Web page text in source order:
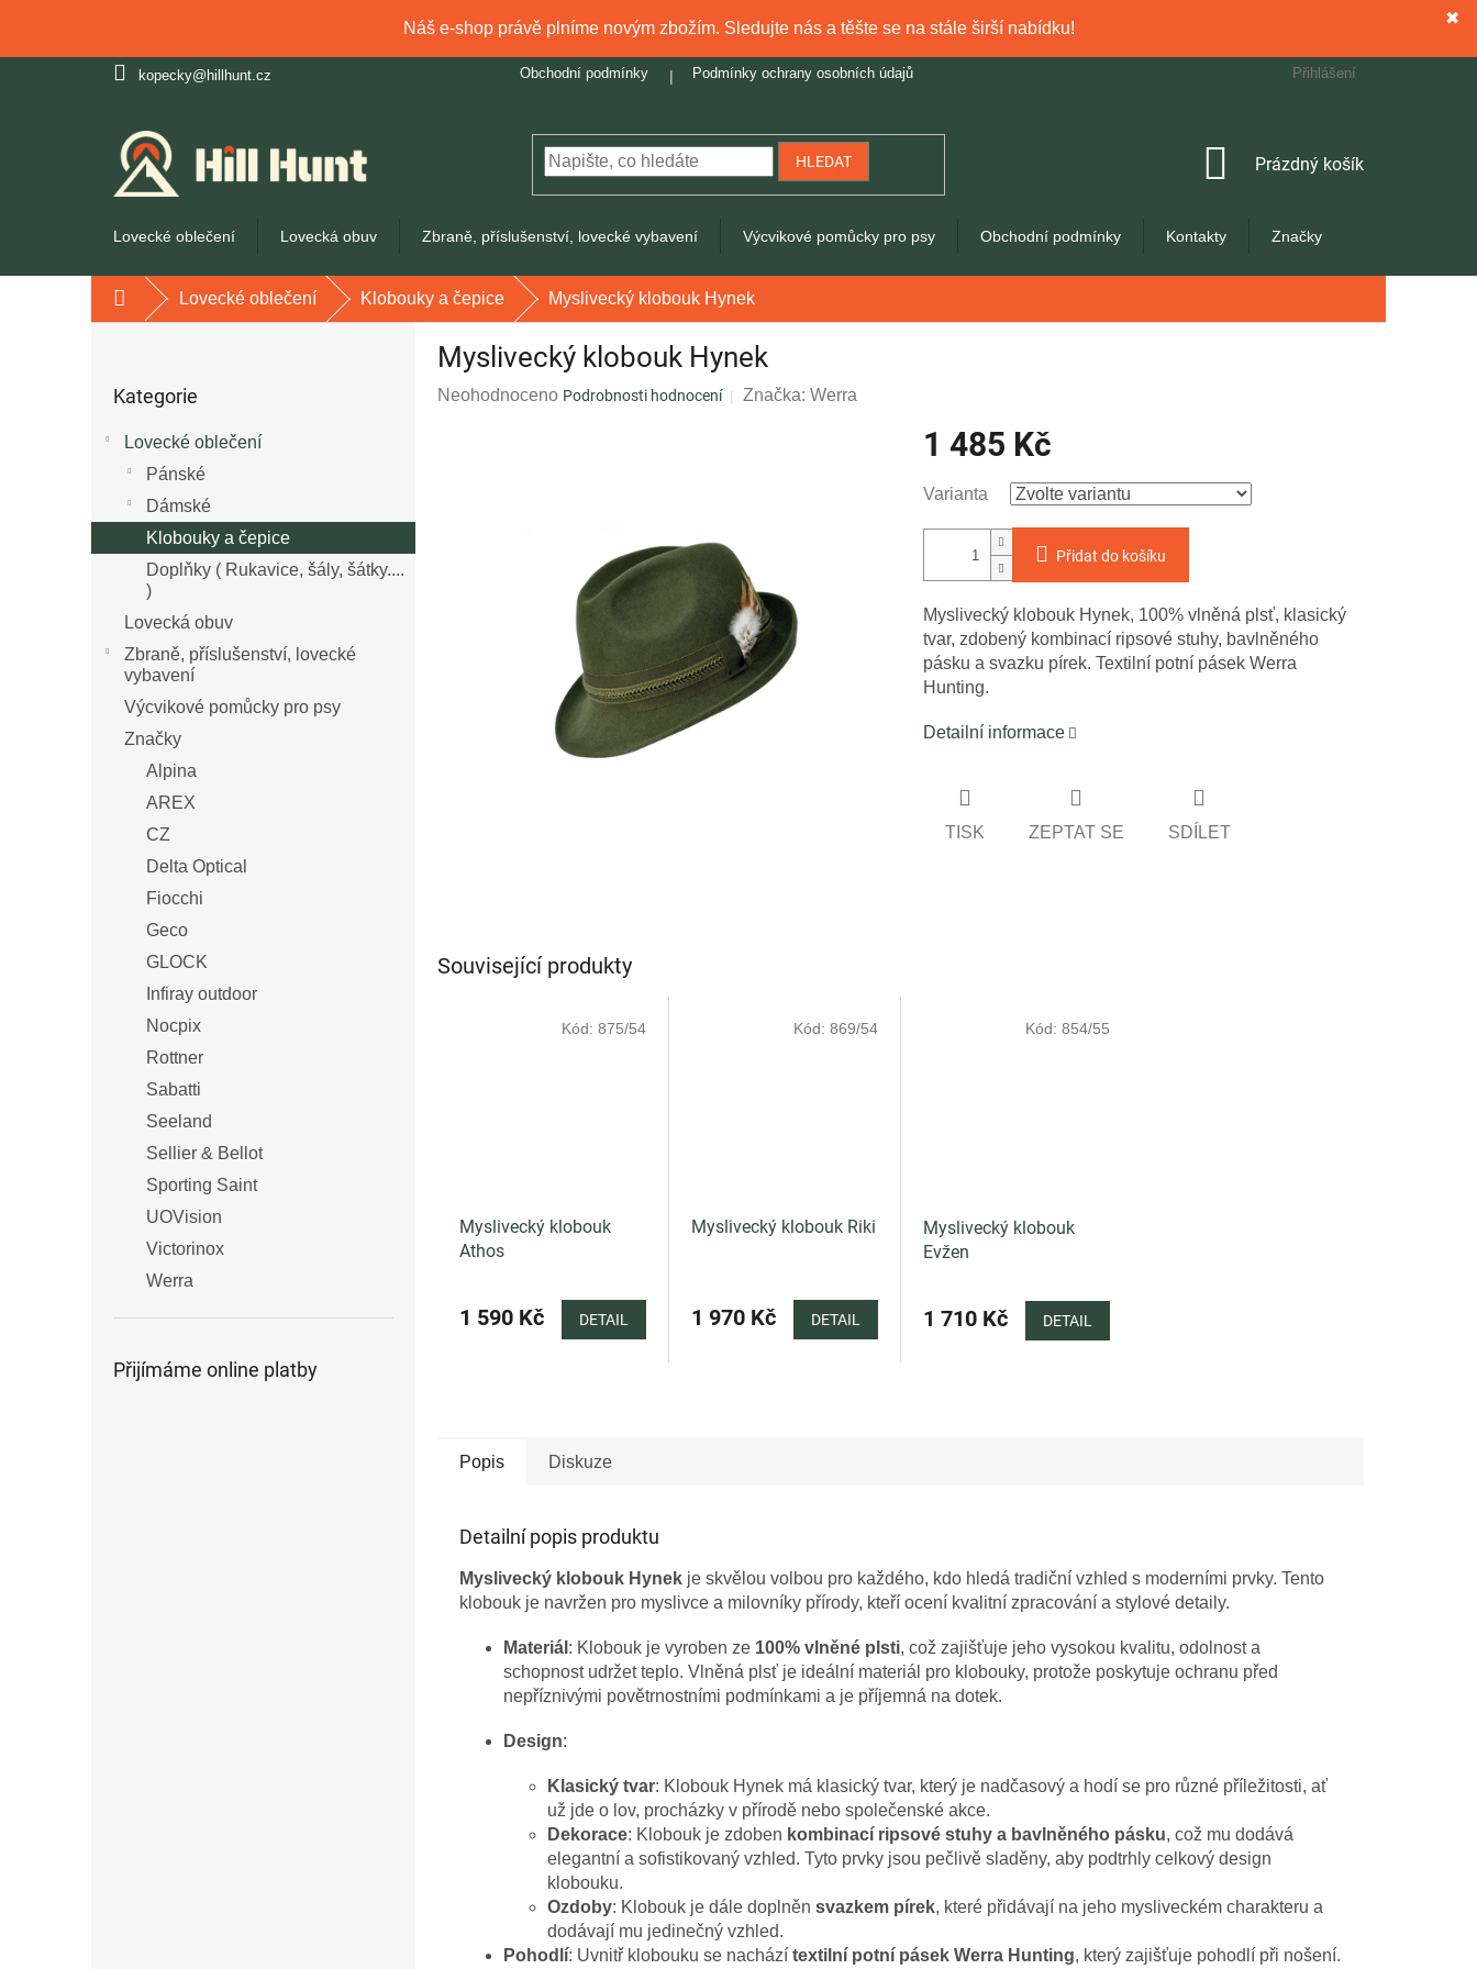
Náš e-shop právě plníme novým zbožím. Sledujte nás a těšte se na stále širší nabídku!
✖
kopecky@hillhunt.cz Obchodní podmínky Podmínky ochrany osobních údajů Přihlášení
HLEDAT
NÁKUPNÍ
Prázdný košík
Lovecké oblečení Lovecká obuv Zbraně, příslušenství, lovecké vybavení Výcvikové pomůcky pro psy Obchodní podmínky Kontakty Značky
Domů Lovecké oblečení Klobouky a čepice Myslivecký klobouk Hynek
í
p
kategorie
Kategorie
Lovecké oblečení
Pánské
Dámské
Klobouky a čepice
Doplňky ( Rukavice, šály, šátky....
)
Lovecká obuv
Zbraně, příslušenství, lovecké
vybavení
Výcvikové pomůcky pro psy
Značky
Alpina
AREX
CZ
Delta Optical
Fiocchi
Geco
GLOCK
Infiray outdoor
Nocpix
Rottner
Sabatti
Seeland
Sellier & Bellot
Sporting Saint
UOVision
Victorinox
Werra
Přijímáme online platby
Myslivecký klobouk Hynek
Průměrné
Neohodnoceno Podrobnosti hodnocení Značka: Werra
1 485 Kč
Měrná
Varianta
Přidat do košíku
Myslivecký klobouk Hynek, 100% vlněná plsť, klasický
tvar, zdobený kombinací ripsové stuhy, bavlněného
pásku a svazku pírek. Textilní potní pásek Werra
Hunting.
Detailní informace
TISK ZEPTAT SE SDÍLET
Související produkty
Myslivecký klobouk
Athos
1 590 Kč DETAIL
Kód: 875/54
Myslivecký klobouk Riki
1 970 Kč DETAIL
Kód: 869/54
Myslivecký klobouk
Evžen
1 710 Kč DETAIL
Kód:854/55
Popis Diskuze
Detailní popis produktu
Myslivecký klobouk Hynek je skvělou volbou pro každého, kdo hledá tradiční vzhled s moderními prvky. Tento
klobouk je navržen pro myslivce a milovníky přírody, kteří ocení kvalitní zpracování a stylové detaily.
Materiál : Klobouk je vyroben ze 100% vlněné plsti, což zajišťuje jeho vysokou kvalitu, odolnost a
schopnost udržet teplo. Vlněná plsť je ideální materiál pro klobouky, protože poskytuje ochranu před
nepříznivými povětrnostními podmínkami a je příjemná na dotek.
Design:
Klasický tvar: Klobouk Hynek má klasický tvar, který je nadčasový a hodí se pro různé příležitosti, ať
už jde o lov, procházky v přírodě nebo společenské akce.
Dekorace: Klobouk je zdoben kombinací ripsové stuhy a bavlněného pásku, což mu dodává
elegantní a sofistikovaný vzhled. Tyto prvky jsou pečlivě sladěny, aby podtrhly celkový design
klobouku.
Ozdoby: Klobouk je dále doplněn svazkem pírek, které přidávají na jeho mysliveckém charakteru a
dodávají mu jedinečný vzhled.
Pohodlí: Uvnitř klobouku se nachází textilní potní pásek Werra Hunting, který zajišťuje pohodlí při nošení.